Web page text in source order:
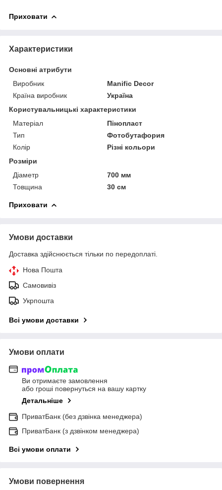
Приховати
Характеристики
Основні атрибути
Виробник
Manific Decor
Країна виробник
Україна
Користувальницькі характеристики
Матеріал
Пінопласт
Тип
Фотобутафория
Колір
Різні кольори
Розміри
Діаметр
700 мм
Товщина
30 см
Приховати
Умови доставки
Доставка здійснюється тільки по передоплаті.
Нова Пошта
Самовивіз
Укрпошта
Всі умови доставки
Умови оплати
Ви отримаєте замовлення
або гроші повернуться на вашу картку
Детальніше
ПриватБанк (без дзвінка менеджера)
ПриватБанк (з дзвінком менеджера)
Всі умови оплати
Умови повернення